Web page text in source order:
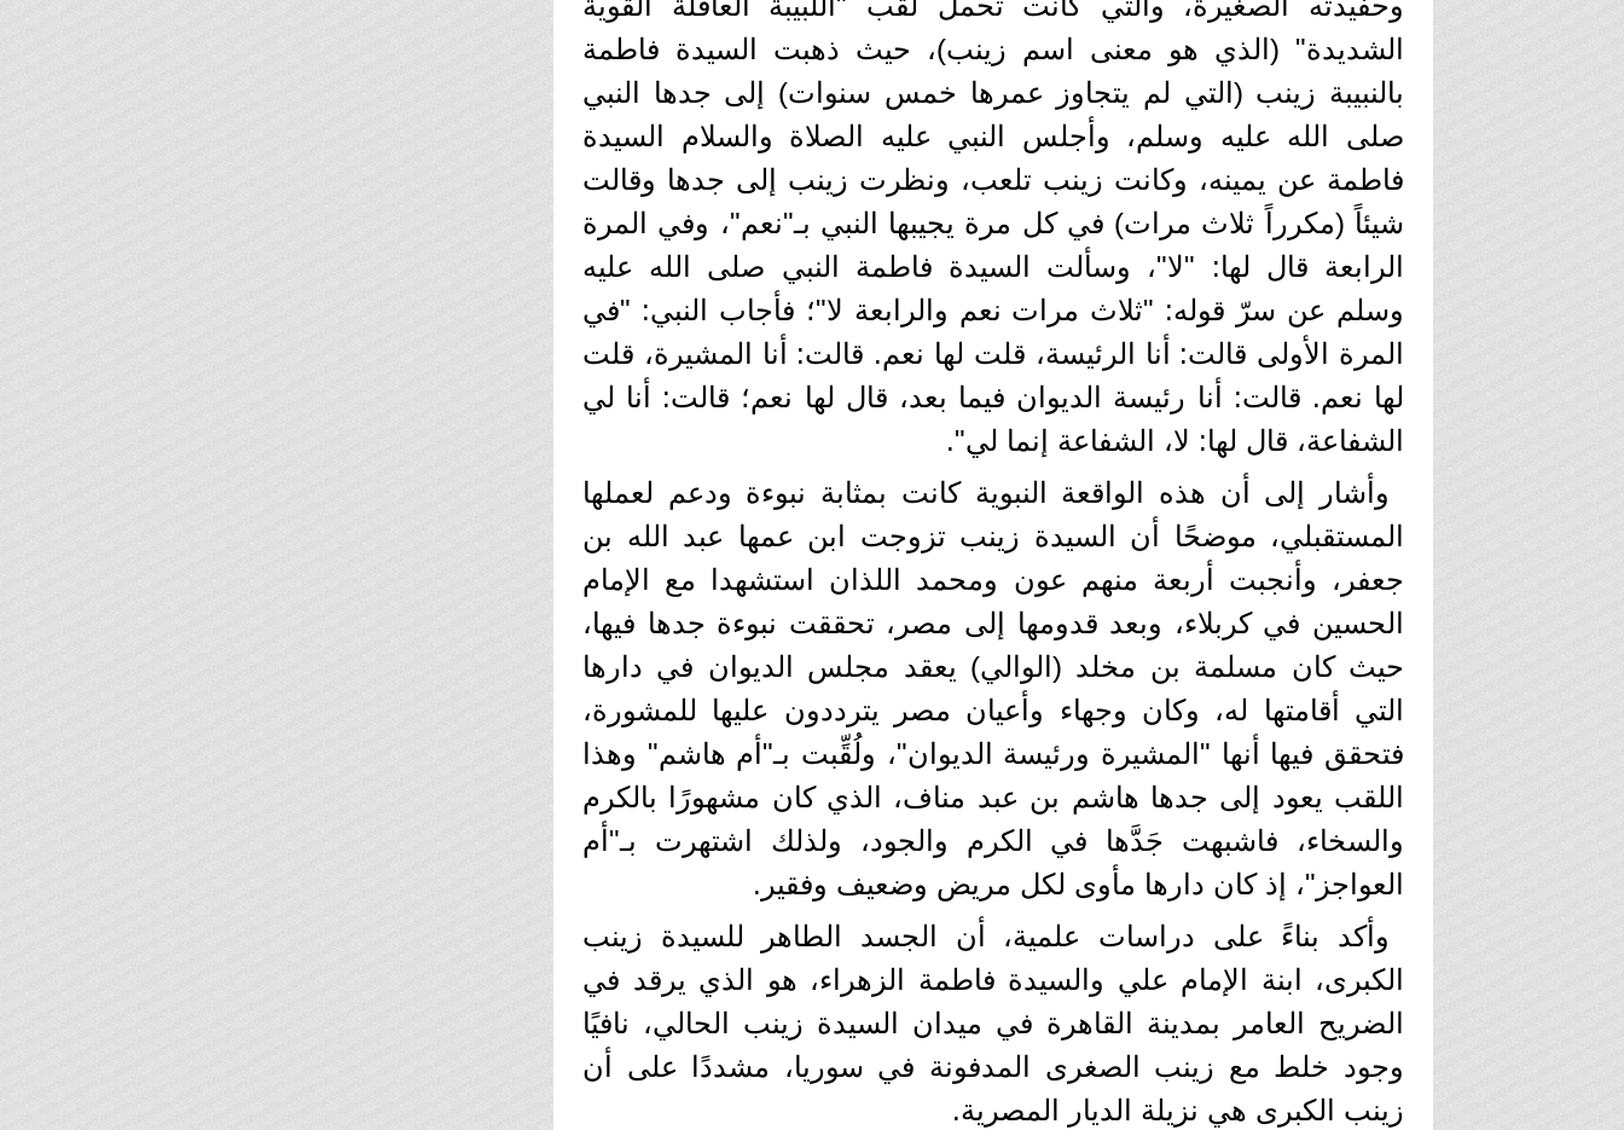
الشديدة" (الذي هو معنى اسم زينب)، حيث ذهبت السيدة فاطمة
بالنبيبة زينب (التي لم يتجاوز عمرها خمس سنوات) إلى جدها النبي
صلى الله عليه وسلم، وأجلس النبي عليه الصلاة والسلام السيدة
فاطمة عن يمينه، وكانت زينب تلعب، ونظرت زينب إلى جدها وقالت
شيئاً (مكرراً ثلاث مرات) في كل مرة يجيبها النبي بـ"نعم"، وفي المرة
الرابعة قال لها: "لا"، وسألت السيدة فاطمة النبي صلى الله عليه
وسلم عن سرّ قوله: "ثلاث مرات نعم والرابعة لا"؛ فأجاب النبي: "في
المرة الأولى قالت: أنا الرئيسة، قلت لها نعم. قالت: أنا المشيرة، قلت
لها نعم. قالت: أنا رئيسة الديوان فيما بعد، قال لها نعم؛ قالت: أنا لي
الشفاعة، قال لها: لا، الشفاعة إنما لي".
وأشار إلى أن هذه الواقعة النبوية كانت بمثابة نبوءة ودعم لعملها
المستقبلي، موضحًا أن السيدة زينب تزوجت ابن عمها عبد الله بن
جعفر، وأنجبت أربعة منهم عون ومحمد اللذان استشهدا مع الإمام
الحسين في كربلاء، وبعد قدومها إلى مصر، تحققت نبوءة جدها فيها،
حيث كان مسلمة بن مخلد (الوالي) يعقد مجلس الديوان في دارها
التي أقامتها له، وكان وجهاء وأعيان مصر يترددون عليها للمشورة،
فتحقق فيها أنها "المشيرة ورئيسة الديوان"، ولُقِّبت بـ"أم هاشم" وهذا
اللقب يعود إلى جدها هاشم بن عبد مناف، الذي كان مشهورًا بالكرم
والسخاء، فاشبهت جَدَّها في الكرم والجود، ولذلك اشتهرت بـ"أم
العواجز"، إذ كان دارها مأوى لكل مريض وضعيف وفقير.
وأكد بناءً على دراسات علمية، أن الجسد الطاهر للسيدة زينب
الكبرى، ابنة الإمام علي والسيدة فاطمة الزهراء، هو الذي يرقد في
الضريح العامر بمدينة القاهرة في ميدان السيدة زينب الحالي، نافيًا
وجود خلط مع زينب الصغرى المدفونة في سوريا، مشددًا على أن
زينب الكبرى هي نزيلة الديار المصرية.